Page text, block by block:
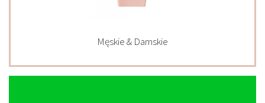
Męskie & Damskie